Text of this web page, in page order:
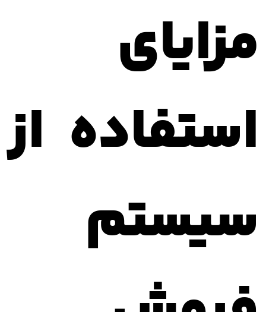
مزایای
استفاده از
سیستم